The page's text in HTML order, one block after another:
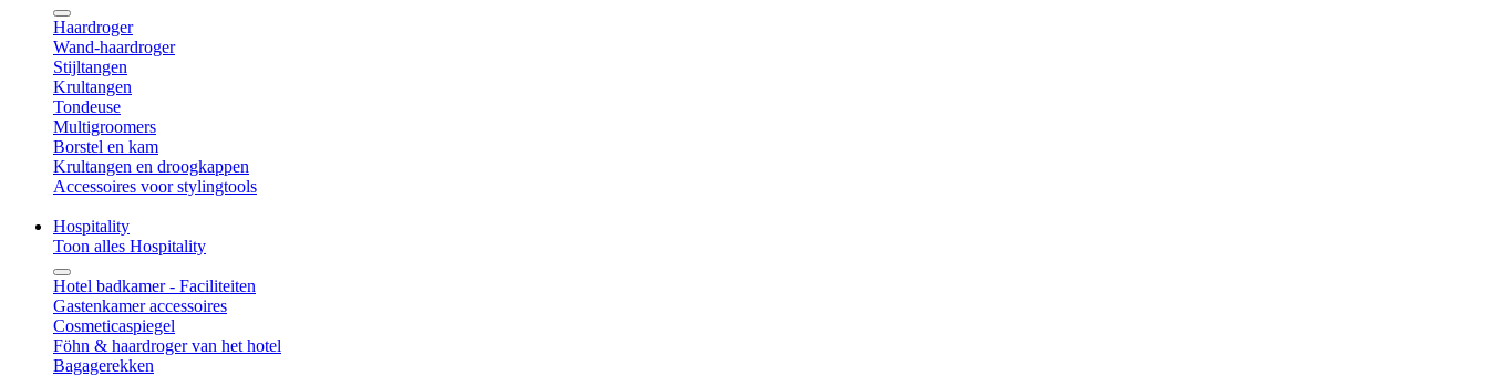
Haardroger
Wand-haardroger
Stijltangen
Krultangen
Tondeuse
Multigroomers
Borstel en kam
Krultangen en droogkappen
Accessoires voor stylingtools
Hospitality
Toon alles Hospitality
Hotel badkamer - Faciliteiten
Gastenkamer accessoires
Cosmeticaspiegel
Föhn & haardroger van het hotel
Bagagerekken